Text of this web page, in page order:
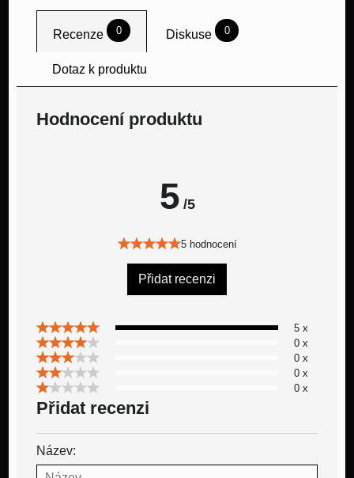
Recenze 0 Diskuse 0
Dotaz k produktu
Hodnocení produktu
5 /5
5 hodnocení
Přidat recenzi
5 x
0 x
0 x
0 x
0 x
Přidat recenzi
Název: